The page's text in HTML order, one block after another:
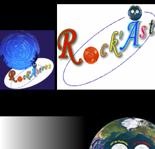
Panneau de gestion des cookies